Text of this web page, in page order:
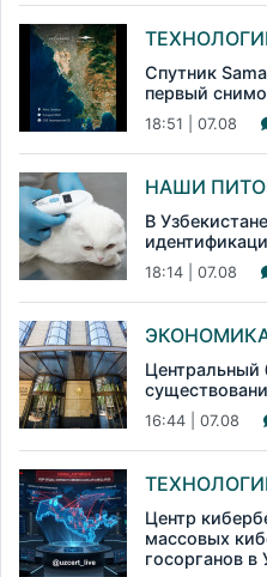
Спутник
первый
18:51 | 07.08
НАШИ
В
18:14 | 07.08
Центральный
16:44 | 07.08
Центр
массовых
госорганов в